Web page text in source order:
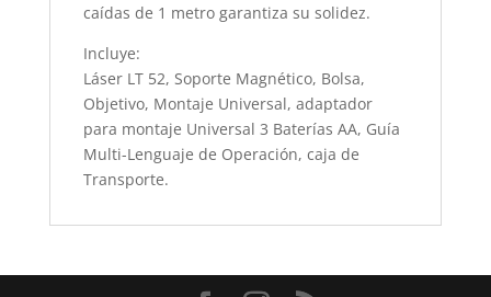
caídas de 1 metro garantiza su solidez.
Incluye:
Láser LT 52, Soporte Magnético, Bolsa,
Objetivo, Montaje Universal, adaptador
para montaje Universal 3 Baterías AA, Guía
Multi-Lenguaje de Operación, caja de
Transporte.